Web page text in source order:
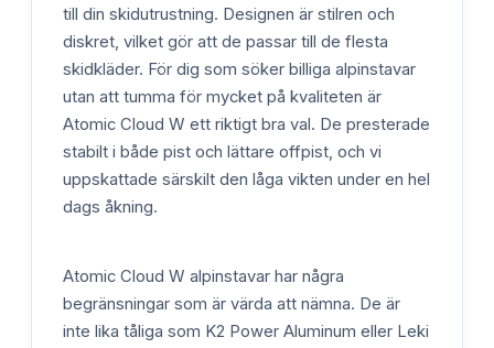
till din skidutrustning. Designen är stilren och
diskret, vilket gör att de passar till de flesta
skidkläder. För dig som söker billiga alpinstavar
utan att tumma för mycket på kvaliteten är
Atomic Cloud W ett riktigt bra val. De presterade
stabilt i både pist och lättare offpist, och vi
uppskattade särskilt den låga vikten under en hel
dags åkning.
Atomic Cloud W alpinstavar har några
begränsningar som är värda att nämna. De är
inte lika tåliga som K2 Power Aluminum eller Leki